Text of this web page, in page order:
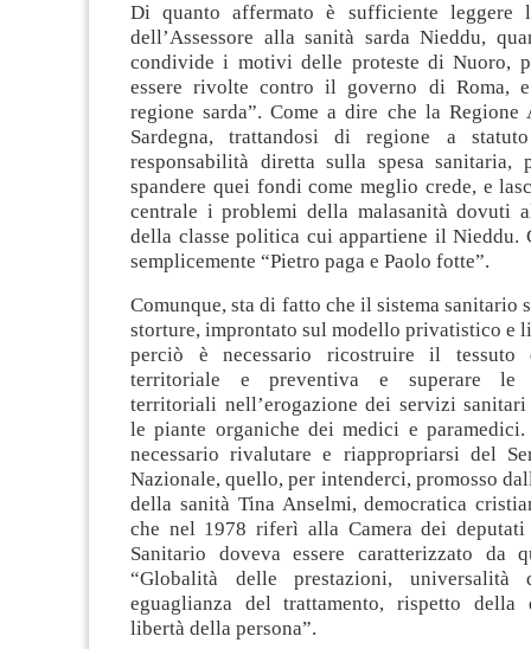
Di quanto affermato è sufficiente leggere
dell’Assessore alla sanità sarda Nieddu,
condivide i motivi delle proteste di Nuoro,
essere rivolte contro il governo di Roma,
regione sarda”. Come a dire che la Regione
Sardegna, trattandosi di regione a
responsabilità diretta sulla spesa sanitaria,
spandere quei fondi come meglio crede, e
centrale i problemi della malasanità dovuti
della classe politica cui appartiene il Nieddu.
semplicemente “Pietro paga e Paolo fotte”.
Comunque, sta di fatto che il sistema sanitario
storture, improntato sul modello privatistico e
perciò è necessario ricostruire il tessuto
territoriale e preventiva e superare le
territoriali nell’erogazione dei servizi
le piante organiche dei medici e
necessario rivalutare e riappropriarsi del
Nazionale, quello, per intenderci, promosso
della sanità Tina Anselmi, democratica
che nel 1978 riferì alla Camera dei
Sanitario doveva essere caratterizzato da
“Globalità delle prestazioni, universalità
eguaglianza del trattamento, rispetto
libertà della persona”.